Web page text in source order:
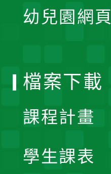
幼兒園網頁
檔案下載
課程計畫
學生課表